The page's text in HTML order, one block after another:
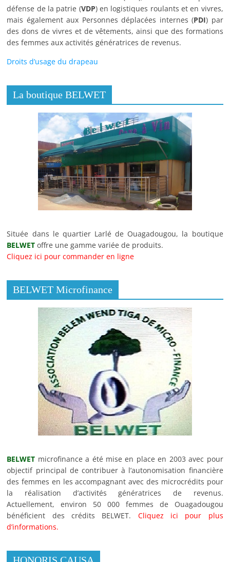
défense de la patrie (VDP) en logistiques roulants et en vivres,
mais également aux Personnes déplacées internes (PDI) par
des dons de vivres et de vêtements, ainsi que des formations
des femmes aux activités génératrices de revenus.
Droits d’usage du drapeau
La boutique BELWET
Située dans le quartier Larlé de Ouagadougou, la boutique
BELWET offre une gamme variée de produits.
Cliquez ici pour commander en ligne
BELWET Microfinance
BELWET microfinance a été mise en place en 2003 avec pour
objectif principal de contribuer à l’autonomisation financière
des femmes en les accompagnant avec des microcrédits pour
la réalisation d’activités génératrices de revenus.
Actuellement, environ 50 000 femmes de Ouagadougou
bénéficient des crédits BELWET. Cliquez ici pour plus
d’informations.